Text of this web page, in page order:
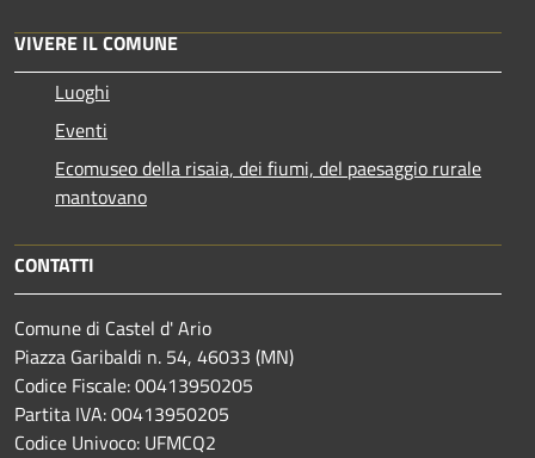
VIVERE IL COMUNE
Luoghi
Eventi
Ecomuseo della risaia, dei fiumi, del paesaggio rurale
mantovano
CONTATTI
Comune di Castel d' Ario
Piazza Garibaldi n. 54, 46033 (MN)
Codice Fiscale: 00413950205
Partita IVA: 00413950205
Codice Univoco: UFMCQ2